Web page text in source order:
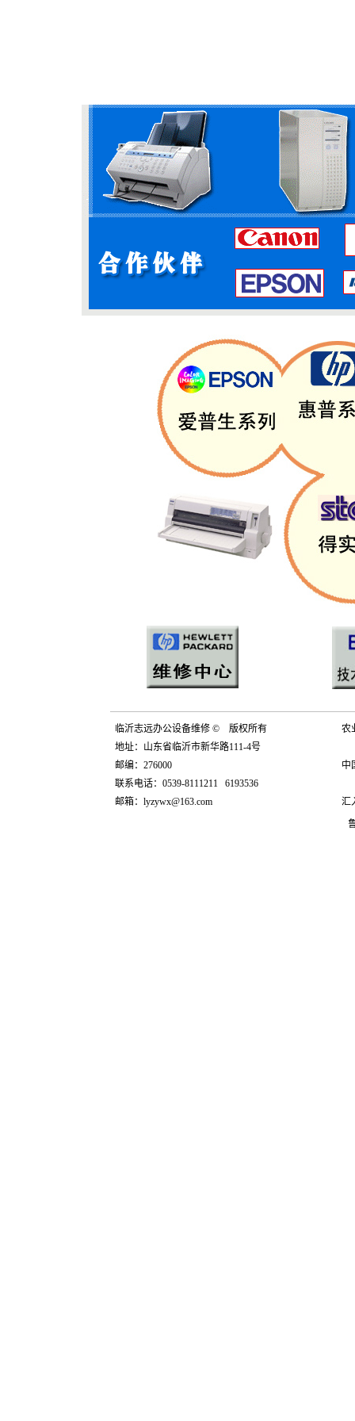
临沂志远办公设备维修 © 版权所有
农
地址：山东省临沂市新华路111-4号
邮编：276000
中
联系电话：0539-8111211 6193536
邮箱： lyzywx@163.com
汇